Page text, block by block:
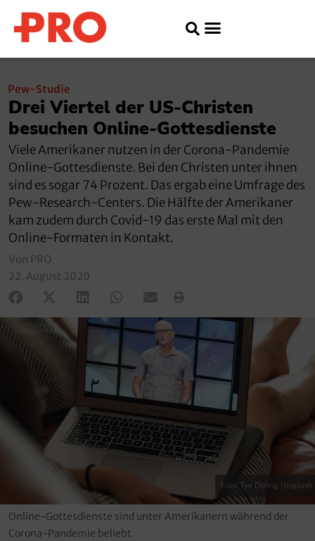
Pew-Studie
Drei Viertel der US-Christen
besuchen Online-Gottesdienste
Viele Amerikaner nutzen in der Corona-Pandemie
Online-Gottesdienste. Bei den Christen unter ihnen
sind es sogar 74 Prozent. Das ergab eine Umfrage des
Pew-Research-Centers. Die Hälfte der Amerikaner
kam zudem durch Covid-19 das erste Mal mit den
Online-Formaten in Kontakt.
Von PRO
22. August 2020
Foto: Tye Doring, Unsplash
Online-Gottesdienste sind unter Amerikanern während der
Corona-Pandemie beliebt